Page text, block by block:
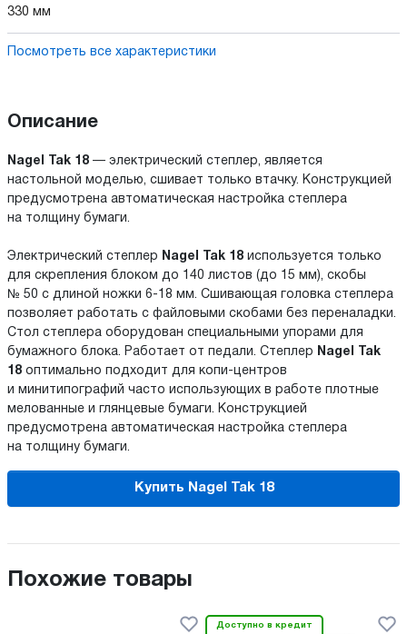
330 мм
Посмотреть все характеристики
Описание
Nagel Tak 18 — электрический степлер, является
настольной моделью, сшивает только втачку. Конструкцией
предусмотрена автоматическая настройка степлера
на толщину бумаги.
Электрический степлер Nagel Tak 18 используется только
для скрепления блоком до 140 листов (до 15 мм), скобы
№ 50 с длиной ножки 6-18 мм. Сшивающая головка степлера
позволяет работать с файловыми скобами без переналадки.
Стол степлера оборудован специальными упорами для
бумажного блока. Работает от педали. Степлер
Nagel Tak
18 оптимально подходит для копи-центров
и минитипографий часто использующих в работе плотные
мелованные и глянцевые бумаги. Конструкцией
предусмотрена автоматическая настройка степлера
на толщину бумаги.
Купить Nagel Tak 18
Похожие товары
Доступно в кредит